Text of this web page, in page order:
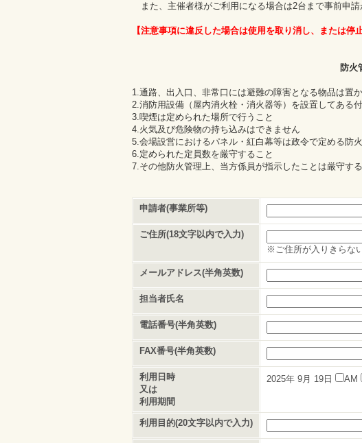
また、主催者様がご利用になる場合は2台まで事前申
【注意事項に違反した場合は使用を取り消し、または停
防火
1.通路、出入口、非常口には避難の障害となる物品は置か
2.消防用設備（屋内消火栓・消火器等）を設置してある
3.喫煙は定められた場所で行うこと
4.火気及び危険物の持ち込みはできません
5.会場設営におけるパネル・紅白幕等は政令で定める防
6.定められた定員数を厳守すること
7.その他防火管理上、当方係員が指示したことは厳守する
申請者(事業所等)
ご住所(18文字以内で入力)
※ご住所が入りきらな
メールアドレス(半角英数)
担当者氏名
電話番号(半角英数)
FAX番号(半角英数)
利用日時
又は
利用期間
2025年 9月 19日 AM
利用目的(20文字以内で入力)